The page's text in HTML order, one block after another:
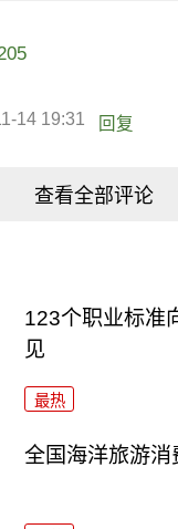
14 19:31 回复
查看全部评论
123个职业标准
见
最热
全国海洋旅游